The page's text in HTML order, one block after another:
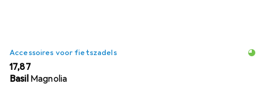
Accessoires voor fietszadels
EUR
17,87
Basil Magnolia